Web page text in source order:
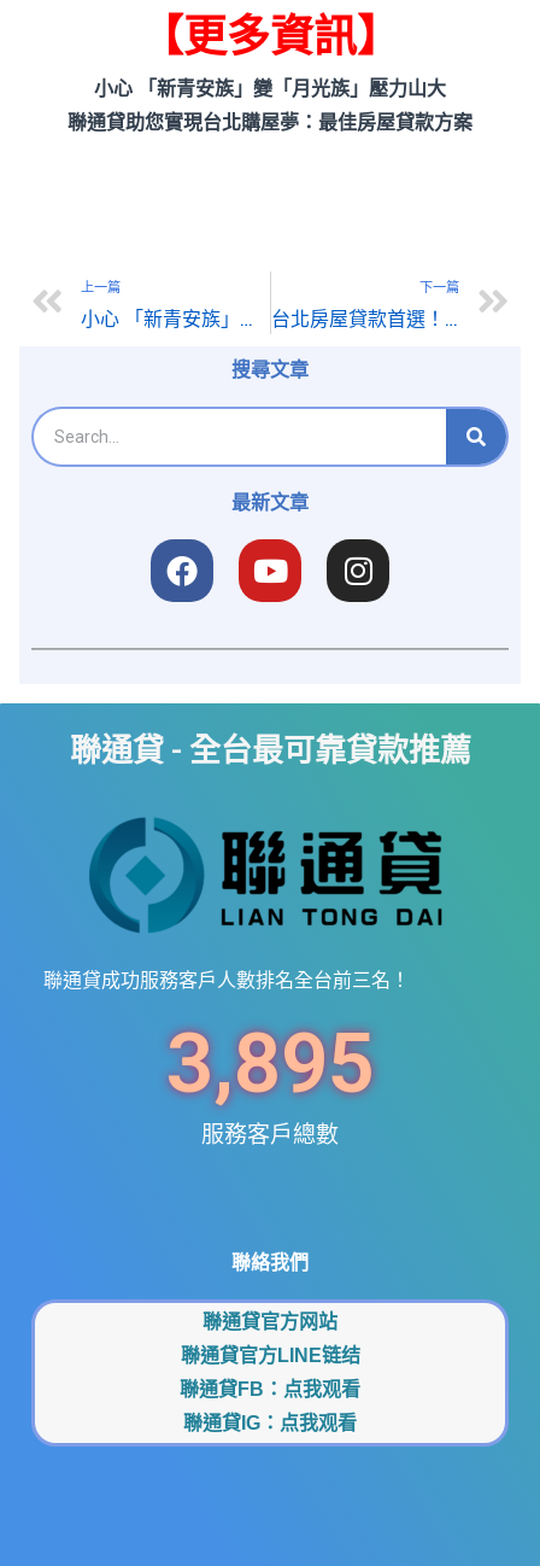
【更多資訊】
小心 「新青安族」變「月光族」壓力山大
聯通貸助您實現台北購屋夢：最佳房屋貸款方案
上一篇
小心 「新青安族」變「月光族」壓力山大
下一篇
台北房屋貸款首選！聯通貸助您輕鬆實現購屋夢
搜尋文章
最新文章
聯通貸 - 全台最可靠貸款推薦
聯通貸成功服務客戶人數排名全台前三名！
服務客戶總數
3,895
聯絡我們
聯通貸官方网站
聯通貸官方LINE链结
聯通貸FB： 点我观看
聯通貸IG： 点我观看